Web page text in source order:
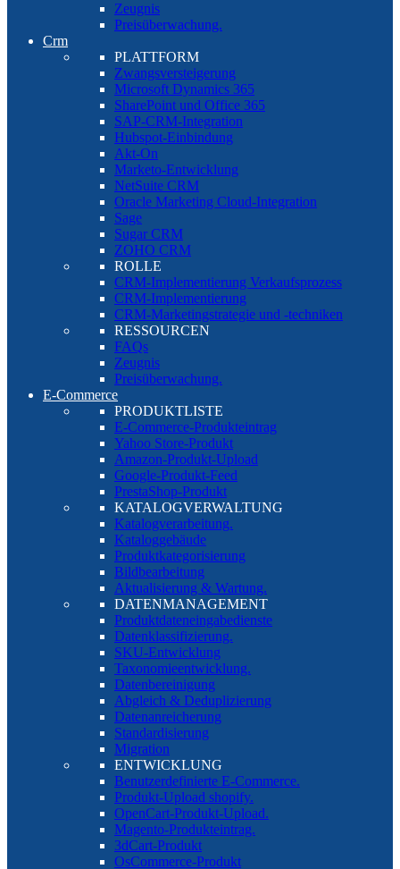
Zeugnis
Preisüberwachung.
Crm
PLATTFORM
Zwangsversteigerung
Microsoft Dynamics 365
SharePoint und Office 365
SAP-CRM-Integration
Hubspot-Einbindung
Akt-On
Marketo-Entwicklung
NetSuite CRM
Oracle Marketing Cloud-Integration
Sage
Sugar CRM
ZOHO CRM
ROLLE
CRM-Implementierung Verkaufsprozess
CRM-Implementierung
CRM-Marketingstrategie und -techniken
RESSOURCEN
FAQs
Zeugnis
Preisüberwachung.
E-Commerce
PRODUKTLISTE
E-Commerce-Produkteintrag
Yahoo Store-Produkt
Amazon-Produkt-Upload
Google-Produkt-Feed
PrestaShop-Produkt
KATALOGVERWALTUNG
Katalogverarbeitung.
Kataloggebäude
Produktkategorisierung
Bildbearbeitung
Aktualisierung & Wartung.
DATENMANAGEMENT
Produktdateneingabedienste
Datenklassifizierung.
SKU-Entwicklung
Taxonomieentwicklung.
Datenbereinigung
Abgleich & Deduplizierung
Datenanreicherung
Standardisierung
Migration
ENTWICKLUNG
Benutzerdefinierte E-Commerce.
Produkt-Upload shopify.
OpenCart-Produkt-Upload.
Magento-Produkteintrag.
3dCart-Produkt
OsCommerce-Produkt